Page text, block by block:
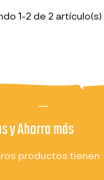
1-2 de 2 artículo(s)
y Ahorra más
productos tienen